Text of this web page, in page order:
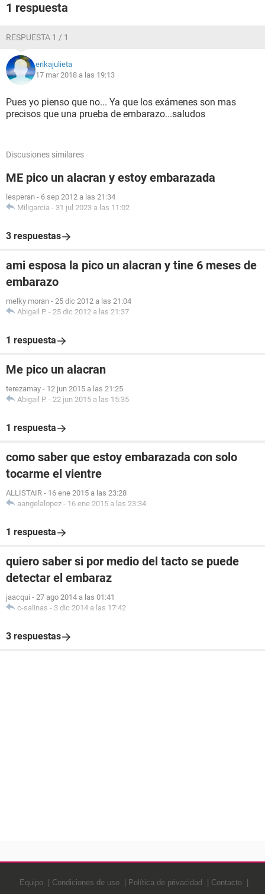
1 respuesta
RESPUESTA 1 / 1
erikajulieta
17 mar 2018 a las 19:13
Pues yo pienso que no... Ya que los exámenes son mas
precisos que una prueba de embarazo...saludos
Discusiones similares
ME pico un alacran y estoy embarazada
lesperan - 6 sep 2012 a las 21:34
Miligarcia - 31 jul 2023 a las 11:02
3 respuestas
ami esposa la pico un alacran y tine 6 meses de
embarazo
melky moran - 25 dic 2012 a las 21:04
Abigail P. - 25 dic 2012 a las 21:37
1 respuesta
Me pico un alacran
terezamay - 12 jun 2015 a las 21:25
Abigail P. - 22 jun 2015 a las 15:35
1 respuesta
como saber que estoy embarazada con solo
tocarme el vientre
ALLISTAIR - 16 ene 2015 a las 23:28
aangelalopez - 16 ene 2015 a las 23:34
1 respuesta
quiero saber si por medio del tacto se puede
detectar el embaraz
jaacqui - 27 ago 2014 a las 01:41
c-salinas - 3 dic 2014 a las 17:42
3 respuestas
Equipo Condiciones de uso Política de privacidad Contacto